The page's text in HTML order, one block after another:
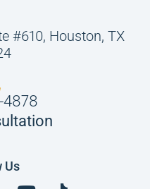
#610, Houston, TX
4878
Us